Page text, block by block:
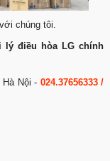
chúng tôi.
lý điều hòa LG chính
Hà Nội - 024.37656333 /